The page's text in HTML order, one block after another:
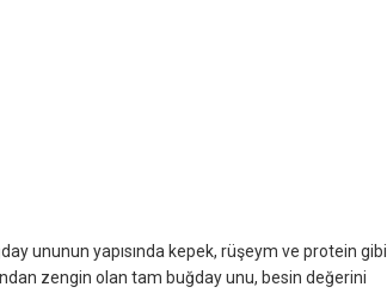
ununun yapısında kepek, rüşeym ve protein gibi
zengin olan tam buğday unu, besin değerini